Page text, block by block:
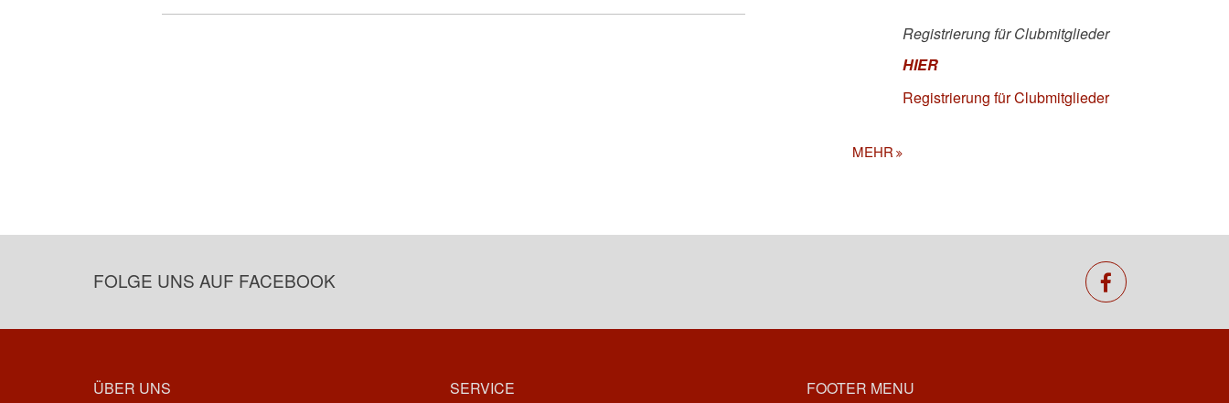
Registrierung für Clubmitglieder
HIER
Registrierung für Clubmitglieder
MEHR
FOLGE UNS AUF FACEBOOK facebook
ÜBER UNS SERVICE FOOTER MENU